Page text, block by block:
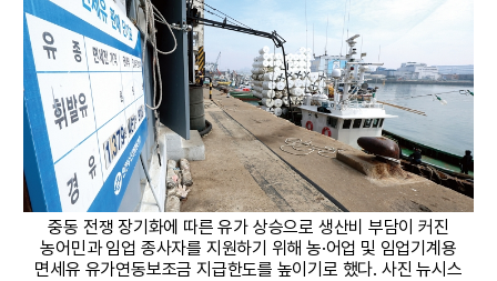
중동 전쟁 장기화에 따른 유가 상승으로 생산비 부담이 커진
농어민과 임업 종사자를 지원하기 위해 농·어업 및 임업기계용
면세유 유가연동보조금 지급한도를 높이기로 했다. 사진 뉴시스